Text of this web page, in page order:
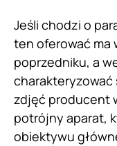
Jeśli chodzi o
ten oferować ma
poprzedniku, a
charakteryzować
zdjęć producent
potrójny aparat,
obiektywu